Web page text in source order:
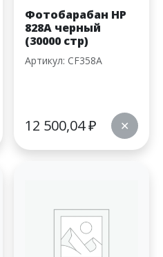
Фотобарабан HP
828A черный
(30000 стр)
Артикул: CF358A
12 500,04₽ ✕